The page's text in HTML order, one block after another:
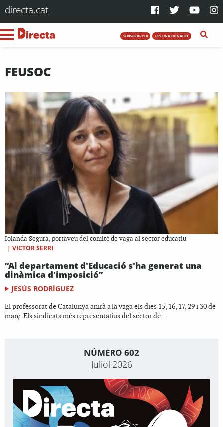
directa.cat
SUBSCRIU-T'HI FES UNA DONACIÓ
FEUSOC
Iolanda Segura, portaveu del comitè de vaga al sector educatiu
| VICTOR SERRI
“Al departament d'Educació s'ha generat una
dinàmica d'imposició”
JESÚS RODRÍGUEZ
El professorat de Catalunya anirà a la vaga els dies 15, 16, 17, 29 i 30 de
març. Els sindicats més representatius del sector de...
NÚMERO 602
Juliol 2026